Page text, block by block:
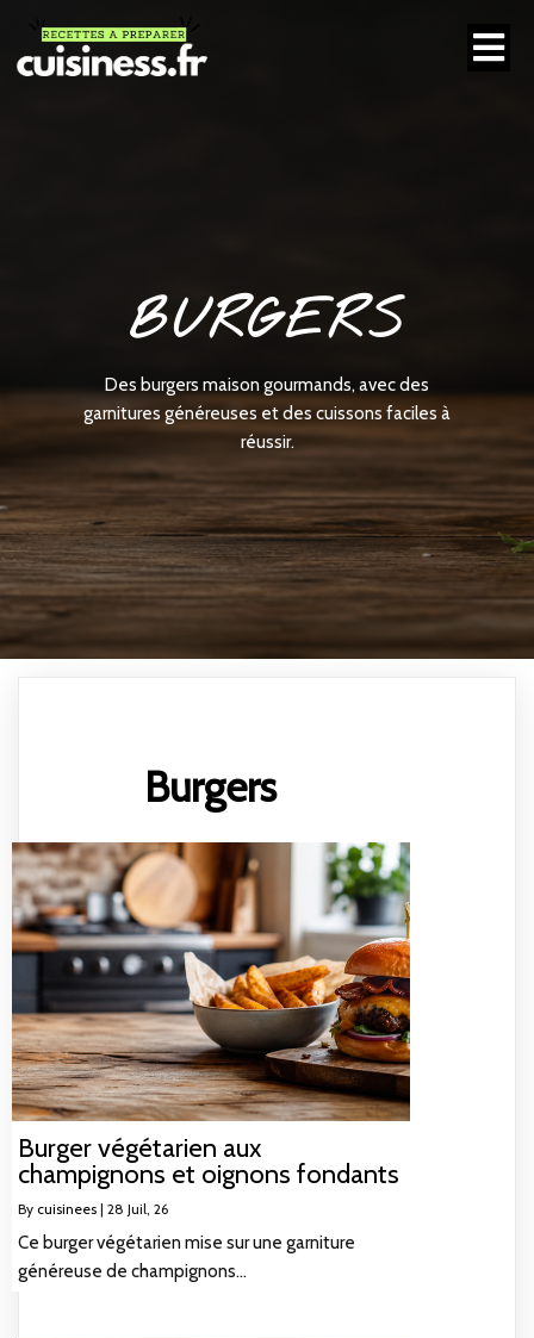
BURGERS
Des burgers maison gourmands, avec des
garnitures généreuses et des cuissons faciles à
réussir.
Burgers
Burger végétarien aux
champignons et oignons fondants
By cuisinees | 28 Juil, 26
Ce burger végétarien mise sur une garniture
généreuse de champignons…